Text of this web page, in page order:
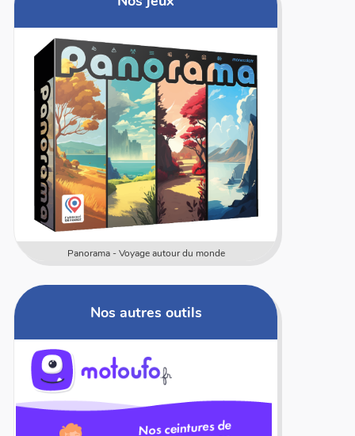
Panorama - Voyage autour du monde
Nos autres outils